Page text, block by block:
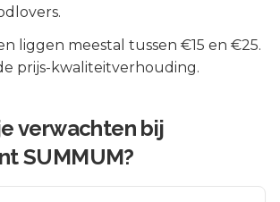
liggen meestal tussen €15 en €25.
prijs-kwaliteitverhouding.
verwachten bij
SUMMUM?